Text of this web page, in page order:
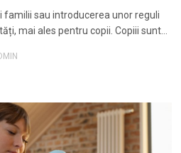
familii sau introducerea unor reguli
mai ales pentru copii. Copiii sunt…